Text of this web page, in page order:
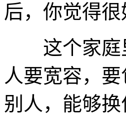
后，你觉得
这个家庭里
人要宽容，
别人，能够